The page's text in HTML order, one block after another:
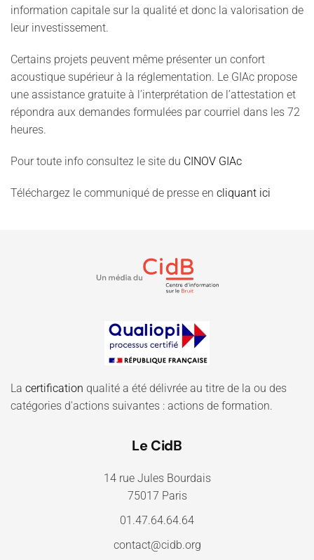
information capitale sur la qualité et donc la valorisation de
leur investissement.
Certains projets peuvent même présenter un confort
acoustique supérieur à la réglementation. Le GIAc propose
une assistance gratuite à l’interprétation de l’attestation et
répondra aux demandes formulées par courriel dans les 72
heures.
Pour toute info consultez le site du CINOV GIAc
Téléchargez le communiqué de presse en cliquant ici
La certification qualité a été délivrée au titre de la ou des
catégories d'actions suivantes : actions de formation.
Le CidB
14 rue Jules Bourdais
75017 Paris
01.47.64.64.64
contact@cidb.org